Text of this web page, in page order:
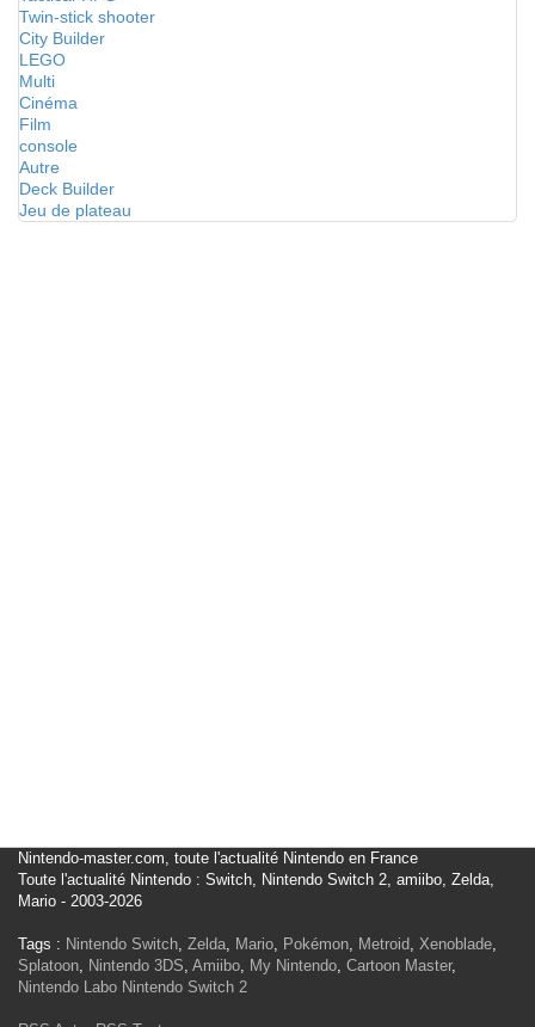
Twin-stick shooter
City Builder
LEGO
Multi
Cinéma
Film
console
Autre
Deck Builder
Jeu de plateau
Nintendo-master.com, toute l'actualité Nintendo en France
Toute l'actualité Nintendo : Switch, Nintendo Switch 2, amiibo, Zelda,
Mario - 2003-2026
Tags : Nintendo Switch, Zelda, Mario, Pokémon, Metroid, Xenoblade,
Splatoon, Nintendo 3DS, Amiibo, My Nintendo, Cartoon Master,
Nintendo Labo Nintendo Switch 2